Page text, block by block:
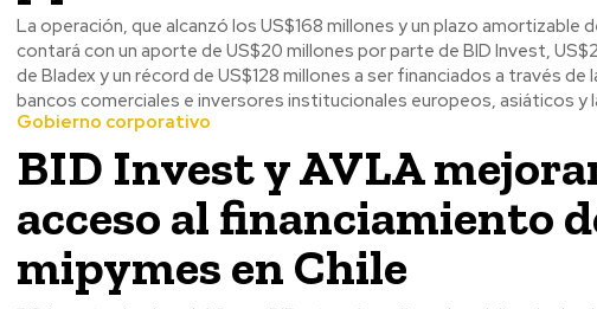
La operación, que alcanzó los US$168 millones y un plazo amortizable
contará con un aporte de US$20 millones por parte de BID Invest,
de Bladex y un récord de US$128 millones a ser financiados a través de
bancos comerciales e inversores institucionales europeos, asiáticos y
Gobierno corporativo
BID Invest y AVLA
acceso al financiamiento
mipymes en Chile